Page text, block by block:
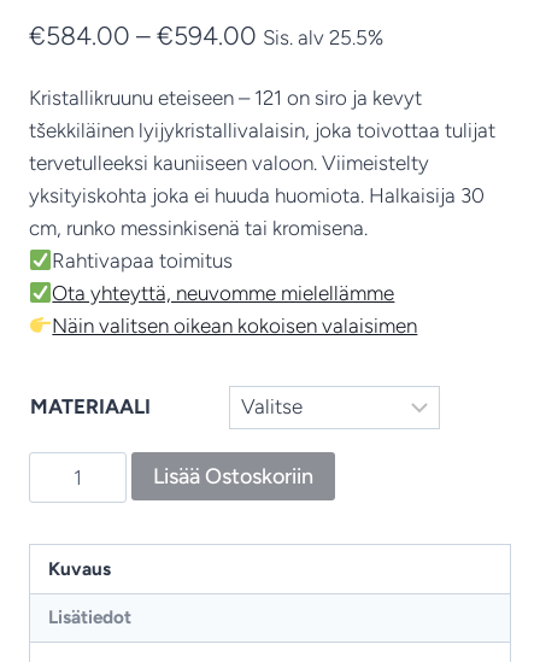
€584.00 – €594.00 Hintaluokka:
-
€594.00
Sis. alv 25.5%
Kristallikruunu eteiseen – 121 on siro ja kevyt
tšekkiläinen lyijykristallivalaisin, joka toivottaa tulijat
tervetulleeksi kauniiseen valoon. Viimeistelty
yksityiskohta joka ei huuda huomiota. Halkaisija 30
cm, runko messinkisenä tai kromisena.
Rahtivapaa toimitus
Ota yhteyttä, neuvomme mielellämme
Näin valitsen oikean kokoisen valaisimen
MATERIAALI
Moderni
kristallikruunu
Ajaton
eleganssi
Lisää Ostoskoriin
Kuvaus
Lisätiedot